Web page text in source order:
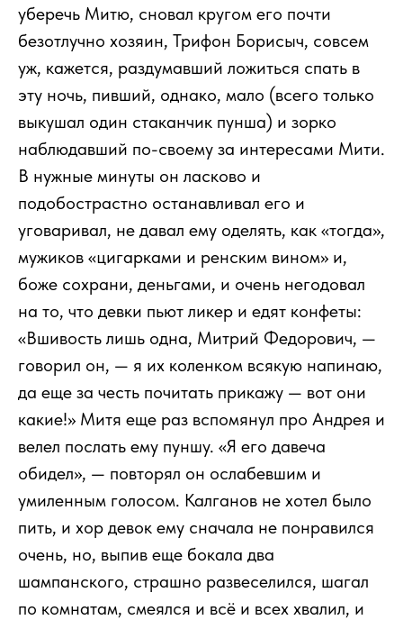
уберечь Митю, сновал кругом его почти
безотлучно хозяин, Трифон Борисыч, совсем
уж, кажется, раздумавший ложиться спать в
эту ночь, пивший, однако, мало (всего только
выкушал один стаканчик пунша) и зорко
наблюдавший по-своему за интересами Мити.
В нужные минуты он ласково и
подобострастно останавливал его и
уговаривал, не давал ему оделять, как «тогда»,
мужиков «цигарками и ренским вином» и,
боже сохрани, деньгами, и очень негодовал
на то, что девки пьют ликер и едят конфеты:
«Вшивость лишь одна, Митрий Федорович, —
говорил он, — я их коленком всякую напинаю,
да еще за честь почитать прикажу — вот они
какие!» Митя еще раз вспомянул про Андрея и
велел послать ему пуншу. «Я его давеча
обидел», — повторял он ослабевшим и
умиленным голосом. Калганов не хотел было
пить, и хор девок ему сначала не понравился
очень, но, выпив еще бокала два
шампанского, страшно развеселился, шагал
по комнатам, смеялся и всё и всех хвалил, и